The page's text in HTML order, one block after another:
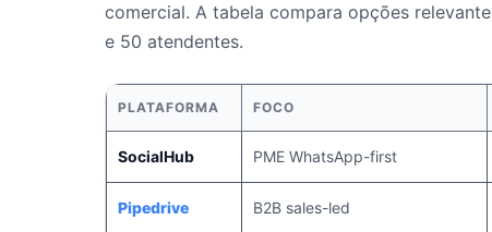
comercial. A tabela compara opções
e 50 atendentes.
PLATAFORMA FOCO
SocialHub PME WhatsApp-first
Pipedrive B2B sales-led